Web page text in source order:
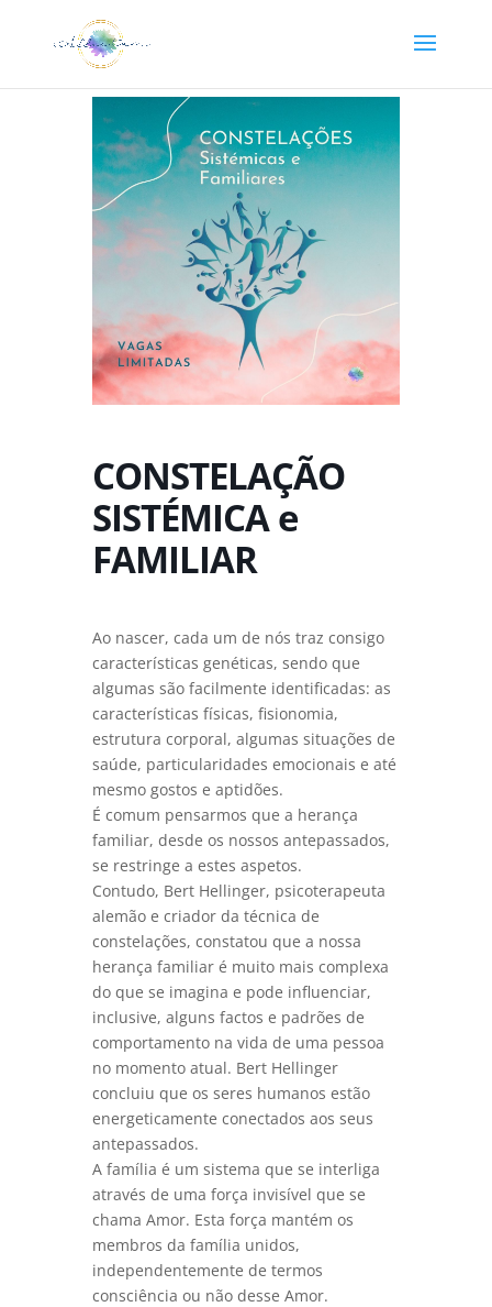
CONSTELAÇÃO
SISTÉMICA e
FAMILIAR
Ao nascer, cada um de nós traz consigo
características genéticas, sendo que
algumas são facilmente identificadas: as
características físicas, fisionomia,
estrutura corporal, algumas situações de
saúde, particularidades emocionais e até
mesmo gostos e aptidões.
É comum pensarmos que a herança
familiar, desde os nossos antepassados,
se restringe a estes aspetos.
Contudo, Bert Hellinger, psicoterapeuta
alemão e criador da técnica de
constelações, constatou que a nossa
herança familiar é muito mais complexa
do que se imagina e pode influenciar,
inclusive, alguns factos e padrões de
comportamento na vida de uma pessoa
no momento atual. Bert Hellinger
concluiu que os seres humanos estão
energeticamente conectados aos seus
antepassados.
A família é um sistema que se interliga
através de uma força invisível que se
chama Amor. Esta força mantém os
membros da família unidos,
independentemente de termos
consciência ou não desse Amor.